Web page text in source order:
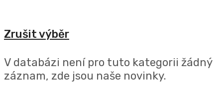
Zrušit výběr
V databázi není pro tuto kategorii žádný
záznam, zde jsou naše novinky.